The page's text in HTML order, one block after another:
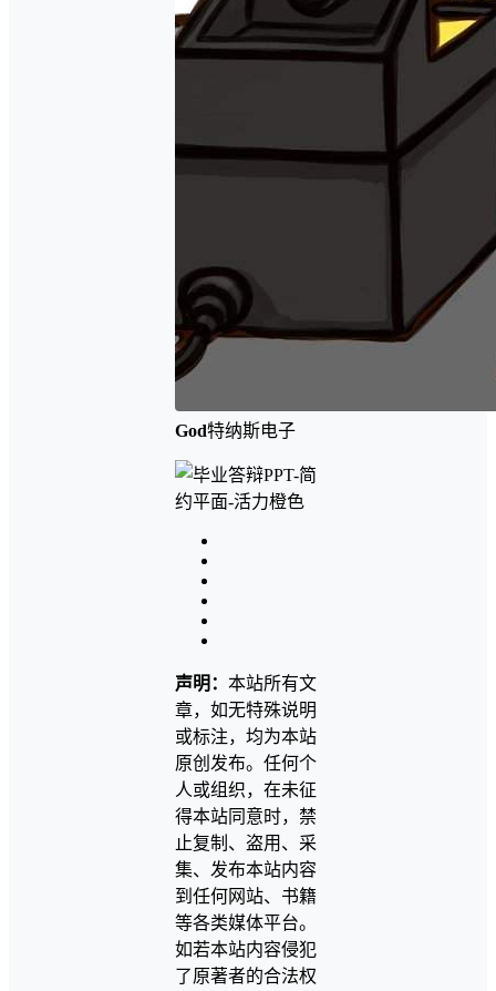
God特纳斯电子
声明： 本站所有文
章，如无特殊说明
或标注，均为本站
原创发布。任何个
人或组织，在未征
得本站同意时，禁
止复制、盗用、采
集、发布本站内容
到任何网站、书籍
等各类媒体平台。
如若本站内容侵犯
了原著者的合法权